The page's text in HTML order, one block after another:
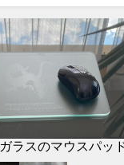
ガラスのマウスパッ